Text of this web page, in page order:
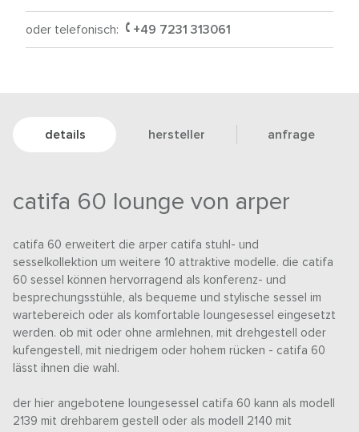
oder telefonisch: +49 7231 313061
details hersteller anfrage
catifa 60 lounge von arper
catifa 60 erweitert die arper catifa stuhl- und
sesselkollektion um weitere 10 attraktive modelle. die catifa
60 sessel können hervorragend als konferenz- und
besprechungsstühle, als bequeme und stylische sessel im
wartebereich oder als komfortable loungesessel eingesetzt
werden. ob mit oder ohne armlehnen, mit drehgestell oder
kufengestell, mit niedrigem oder hohem rücken - catifa 60
lässt ihnen die wahl.
der hier angebotene loungesessel catifa 60 kann als modell
2139 mit drehbarem gestell oder als modell 2140 mit